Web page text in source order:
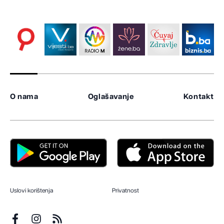
O nama Oglašavanje Kontakt
Uslovi korištenja Privatnost